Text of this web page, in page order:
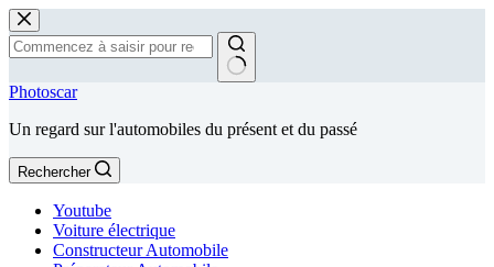
Passer
au
contenu
Aucun
Photoscar
Un regard sur l'automobiles du présent et du passé
Rechercher
Youtube
Voiture électrique
Constructeur Automobile